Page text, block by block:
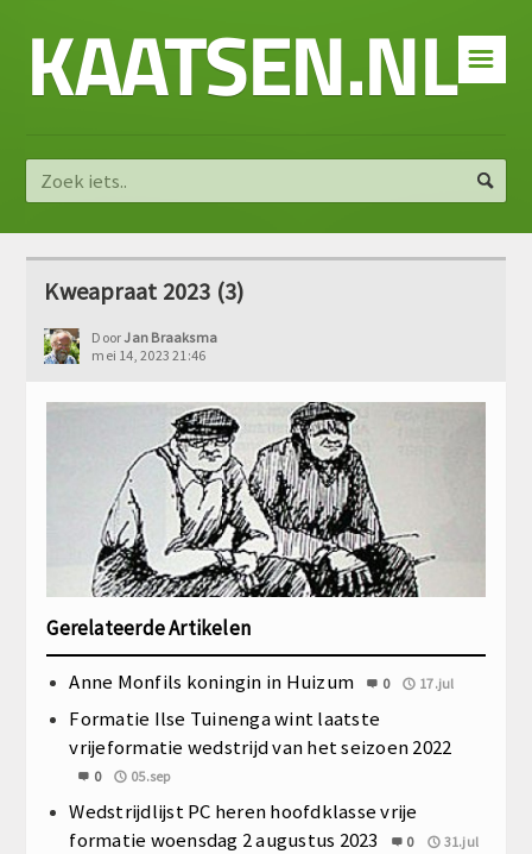
☰
KAATSEN.NL
Kweapraat 2023 (3)
DoorJan Braaksma
mei 14, 2023 21:46
Gerelateerde Artikelen
Anne Monfils koningin in Huizum 0 17.jul
Formatie Ilse Tuinenga wint laatste
vrijeformatie wedstrijd van het seizoen 2022
0 05.sep
Wedstrijdlijst PC heren hoofdklasse vrije
formatie woensdag 2 augustus 2023
0 31.jul